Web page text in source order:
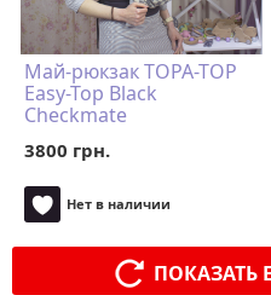
Май-рюкзак TOPA-TOP
Easy-Top Black
Checkmate
3800 грн.
Нет в наличии
ПОКАЗАТЬ